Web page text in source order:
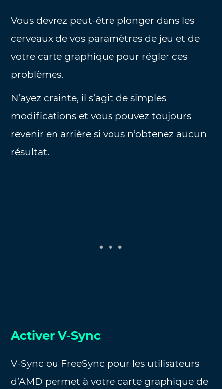
Vous devrez peut-être plonger dans les
cerveaux de vos paramètres de jeu et de
votre carte graphique pour régler ces
problèmes.
N’ayez crainte, il s’agit de simples
modifications et vous pouvez toujours
revenir en arrière si vous n’obtenez aucun
résultat.
Activer V-Sync
V-Sync ou FreeSync pour les utilisateurs
d’AMD permet à votre carte graphique de